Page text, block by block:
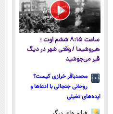
ساعت ۸:۱۵ ششم اوت ؛
هیروشیما / وقتی شهر در دیگ
قیر می‌جوشید
محمدباقر خرازی کیست؟
روحانی جنجالی با ادعاها و
ایده‌های تخیلی